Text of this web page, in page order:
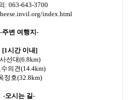
: 063-643-3700
index.html
-주변 여행지-
[1시간 이내]
사선대(6.8km)
수의견(14.4km)
정호(32.8km)
-오시는 길-